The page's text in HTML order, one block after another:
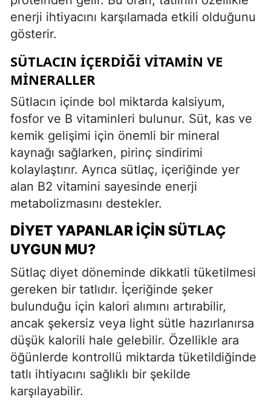
enerji ihtiyacını karşılamada etkili olduğunu
gösterir.
SÜTLACIN İÇERDIĞI VITAMIN VE
MINERALLER
Sütlacın içinde bol miktarda kalsiyum,
fosfor ve B vitaminleri bulunur. Süt, kas ve
kemik gelişimi için önemli bir mineral
kaynağı sağlarken, pirinç sindirimi
kolaylaştırır. Ayrıca sütlaç, içeriğinde yer
alan B2 vitamini sayesinde enerji
metabolizmasını destekler.
DIYET YAPANLAR İÇIN SÜTLAÇ
UYGUN MU?
Sütlaç diyet döneminde dikkatli tüketilmesi
gereken bir tatlıdır. İçeriğinde şeker
bulunduğu için kalori alımını artırabilir,
ancak şekersiz veya light sütle hazırlanırsa
düşük kalorili hale gelebilir. Özellikle ara
öğünlerde kontrollü miktarda tüketildiğinde
tatlı ihtiyacını sağlıklı bir şekilde
karşılayabilir.